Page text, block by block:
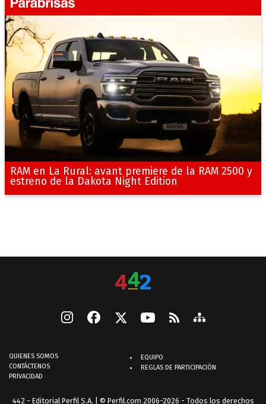
RAM en La Rural: avant premiere de la RAM 2500 y
estreno de la Dakota Night Edition
QUIENES SOMOS
CONTÁCTENOS
PRIVACIDAD
EQUIPO
REGLAS DE PARTICIPACIÓN
442 - Editorial Perfil S.A. | © Perfil.com 2006-2026 - Todos los derechos